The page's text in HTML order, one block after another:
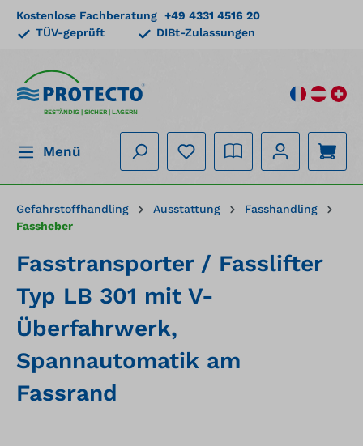
springen
Kostenlose Fachberatung +49 4331 4516 20
TÜV-geprüft
DIBt-Zulassungen
BESTÄNDIG | SICHER | LAGERN
Menü
Gefahrstoffhandling Ausstattung
Fasshandling
Fassheber
Fasstransporter / Fasslifter
Typ LB 301 mit V-
Überfahrwerk,
Spannautomatik am
Fassrand